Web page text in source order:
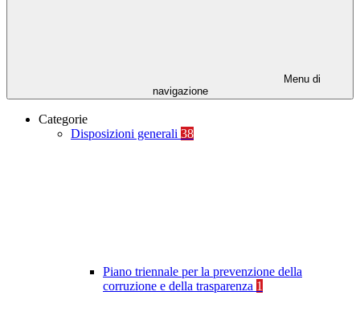
Menu di
navigazione
Categorie
Disposizioni generali 38
Piano triennale per la prevenzione della
corruzione e della trasparenza 1